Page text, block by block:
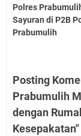
Polres
Sayuran di P2B
Prabumulih
Posting
Prabumulih
dengan
Kesepakatan"